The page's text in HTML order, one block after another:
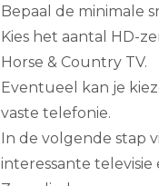
Bepaal de minimale
Kies het aantal HD-
Horse & Country TV.
Eventueel kan je
vaste telefonie.
In de volgende stap
interessante